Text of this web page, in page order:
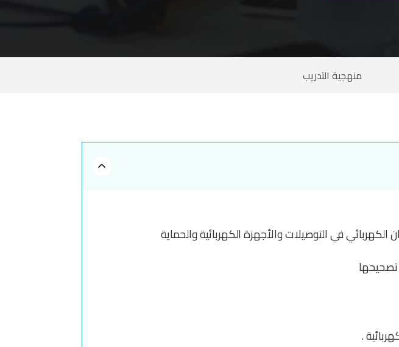
منهجية التدريب
في التوصيلات والأجهزة الكهربائية والحماية
تصحيحها
.